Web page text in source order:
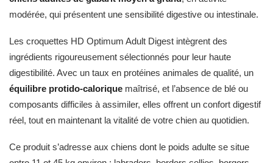
modérée, qui présentent une sensibilité digestive ou intestinale.
Les croquettes HD Optimum Adult Digest intègrent des
ingrédients rigoureusement sélectionnés pour leur haute
digestibilité. Avec un taux en protéines animales de qualité, un
équilibre protido-calorique maîtrisé, et l’absence de blé ou
composants difficiles à assimiler, elles offrent un confort digestif
réel, tout en maintenant la vitalité de votre chien au quotidien.
Ce produit s’adresse aux chiens dont le poids adulte se situe